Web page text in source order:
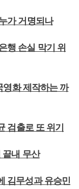
가 거명되나
행 손실 막기 위
영화 제작하는 까
검출로 또 위기
끝내 무산
김무성과 유승민